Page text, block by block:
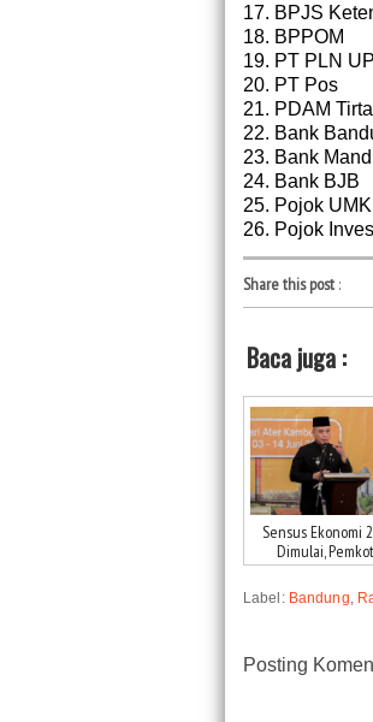
17. BPJS
18. BPPOM
19. PT PLN
20. PT Pos
21. PDAM
22. Bank
23. Bank
24. Bank BJB
25. Pojok
26. Pojok
Share this post:
Baca juga :
Sensus Ekonomi
Dimulai,
Label: Bandung
Posting